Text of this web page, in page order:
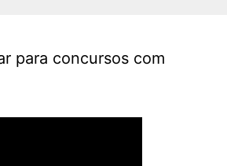
para concursos com